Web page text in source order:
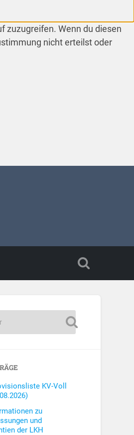
zuzugreifen. Wenn du diesen
nicht erteilst oder
KV-Voll
zu
und
der LKH